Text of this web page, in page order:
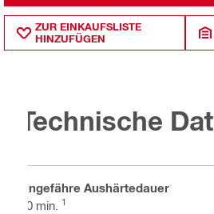
ZUR EINKAUFSLISTE
HINZUFÜGEN
Technische
Ungefähre Aushärtedauer
10 min.
1